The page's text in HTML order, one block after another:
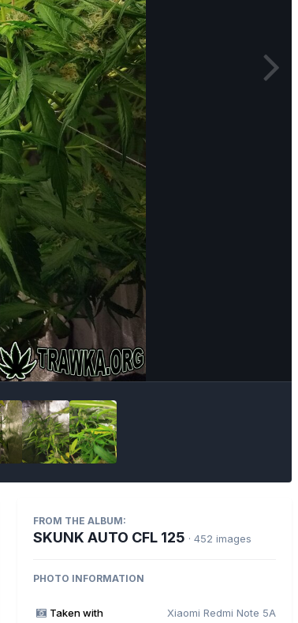
FROM THE ALBUM:
SKUNK AUTO CFL 125 · 452 images
PHOTO INFORMATION
Taken with Xiaomi Redmi Note 5A